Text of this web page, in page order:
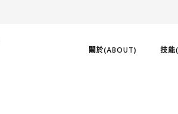
關於(ABOUT) 技能